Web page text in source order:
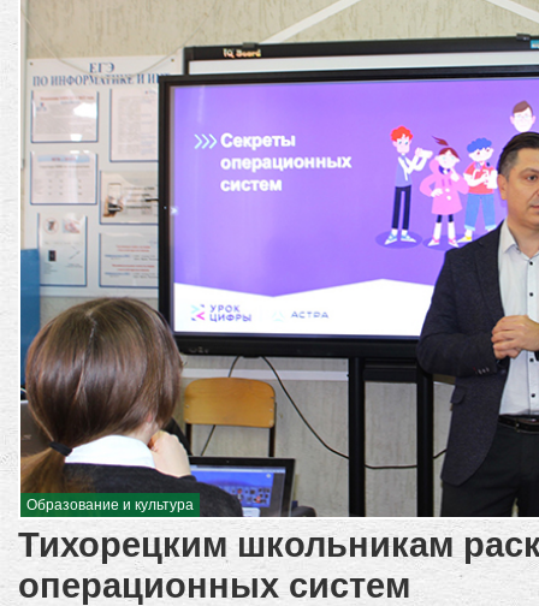
Образование и культура
Тихорецким школьникам
операционных систем